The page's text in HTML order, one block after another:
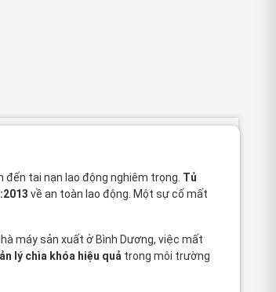
tai nạn lao động nghiêm trọng. Tủ
về an toàn lao động. Một sự cố mất
máy sản xuất ở Bình Dương, việc mất
lý chìa khóa hiệu quả trong môi trường